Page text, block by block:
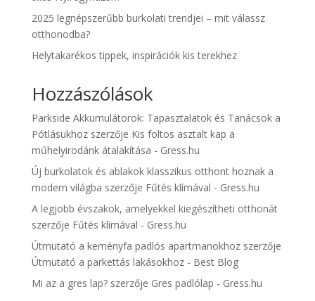
2025 legnépszerűbb burkolati trendjei – mit válassz
otthonodba?
Helytakarékos tippek, inspirációk kis terekhez
Hozzászólások
Parkside Akkumulátorok: Tapasztalatok és Tanácsok a
Pótlásukhozszerzője Kis foltos asztalt kap a
műhelyirodánk átalakítása - Gress.hu
Új burkolatok és ablakok klasszikus otthont hoznak a
modern világba szerzője Fűtés klímával - Gress.hu
A legjobb évszakok, amelyekkel kiegészítheti otthonát
szerzője Fűtés klímával - Gress.hu
Útmutató a keményfa padlós apartmanokhozszerzője
Útmutató a parkettás lakásokhoz - Best Blog
Mi az a gres lap?szerzője Gres padlólap - Gress.hu